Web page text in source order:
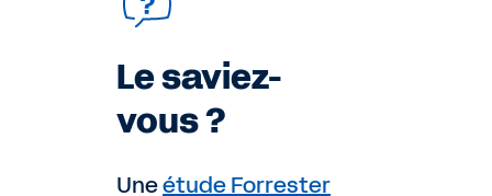
Le saviez-
vous ?
Uneétude Forrester